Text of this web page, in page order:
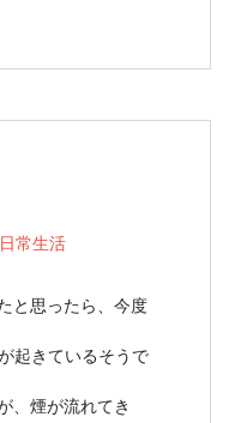
日常生活
と思ったら、今度
起きているそうで
、煙が流れてき